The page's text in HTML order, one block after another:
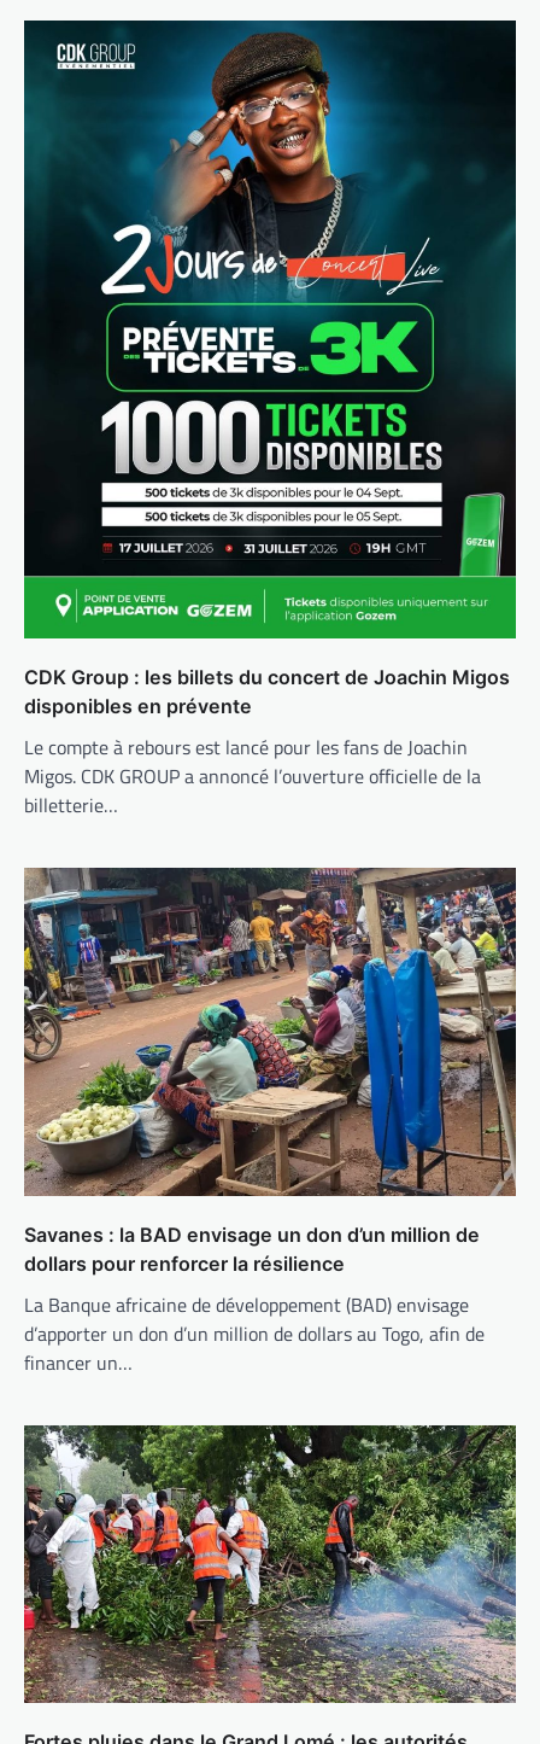
CDK Group : les billets du concert de Joachin Migos
disponibles en prévente
Le compte à rebours est lancé pour les fans de Joachin
Migos. CDK GROUP a annoncé l’ouverture officielle de la
billetterie…
Savanes : la BAD envisage un don d’un million de
dollars pour renforcer la résilience
La Banque africaine de développement (BAD) envisage
d’apporter un don d’un million de dollars au Togo, afin de
financer un…